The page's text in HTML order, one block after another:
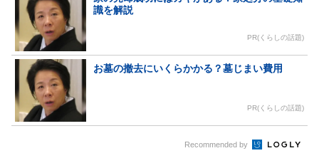
識を解説
PR(くらしの話題)
お墓の撤去にいくらかかる？墓じまい費用
PR(くらしの話題)
Recommended by